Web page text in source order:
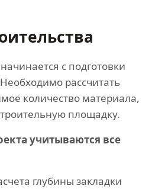
с подготовки
рассчитать
количество материала,
площадку.
учитываются все
глубины закладки